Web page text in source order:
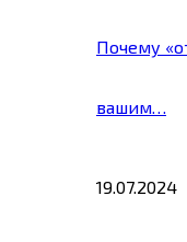
Почему
вашим…
19.07.2024